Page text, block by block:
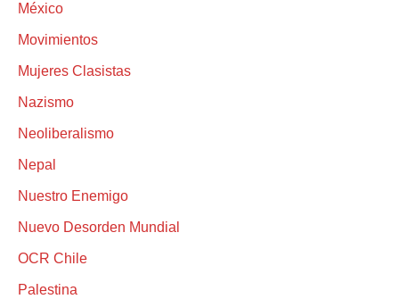
México
Movimientos
Mujeres Clasistas
Nazismo
Neoliberalismo
Nepal
Nuestro Enemigo
Nuevo Desorden Mundial
OCR Chile
Palestina